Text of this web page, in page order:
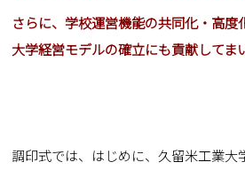
さらに、学校運営機能の共同化・高度
大学経営モデルの確立にも貢献してま
調印式では、はじめに、久留米工業大